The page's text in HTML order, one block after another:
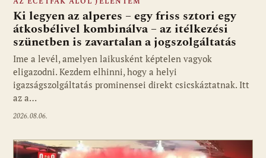
Ki legyen az alperes – egy friss sztori egy
átkosbélivel kombinálva – az itélkezési
szünetben is zavartalan a jogszolgáltatás
Ime a levél, amelyen laikusként képtelen vagyok
eligazodni. Kezdem elhinni, hogy a helyi
igazságszolgáltatás prominensei direkt csicskáztatnak. Itt
az a…
2026.08.06.